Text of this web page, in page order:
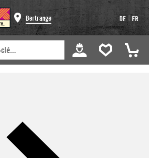
Bertrange DE | FR